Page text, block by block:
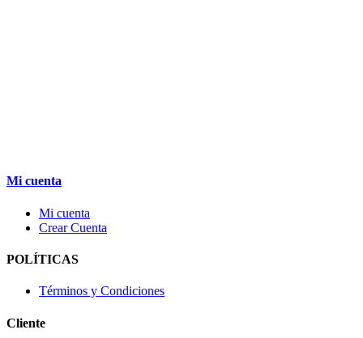
Mi cuenta
Mi cuenta
Crear Cuenta
POLÍTICAS
Términos y Condiciones
Cliente